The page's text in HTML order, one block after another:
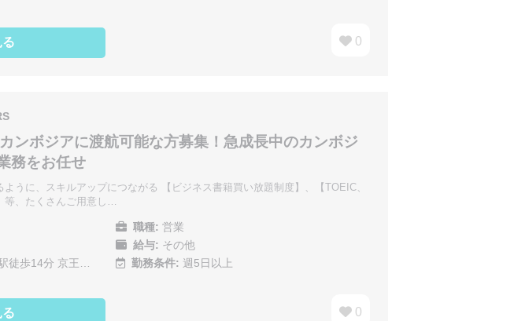
0
ンボジアに渡航可能な方募集！急成長中のカンボジ
務をお任せ
うに、スキルアップにつながる 【ビジネス書籍買い放題制度】、【TOEIC、
等、たくさんご用意し…
職種: 営業
給与: その他
徒歩14分 京王… 勤務条件: 週5日以上
0